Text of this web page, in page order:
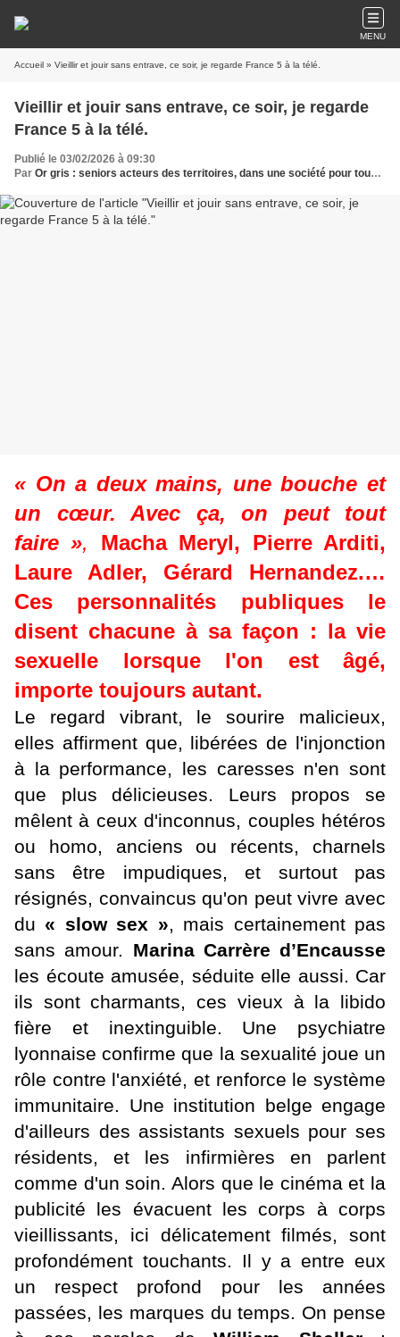
MENU
Accueil » Vieillir et jouir sans entrave, ce soir, je regarde France 5 à la télé.
Vieillir et jouir sans entrave, ce soir, je regarde
France 5 à la télé.
Publié le 03/02/2026 à 09:30
Par Or gris : seniors acteurs des territoires, dans une société pour tous les âges
« On a deux mains, une bouche et
un cœur. Avec ça, on peut tout
faire »,
Macha Meryl, Pierre Arditi,
Laure Adler, Gérard Hernandez.…
Ces personnalités publiques le
disent chacune à sa façon : la vie
sexuelle lorsque l'on est âgé,
importe toujours autant.
Le regard vibrant, le sourire malicieux,
elles affirment que, libérées de l'injonction
à la performance, les caresses n'en sont
que plus délicieuses. Leurs propos se
mêlent à ceux d'inconnus, couples hétéros
ou homo, anciens ou récents, charnels
sans être impudiques, et surtout pas
résignés, convaincus qu'on peut vivre avec
du « slow sex », mais certainement pas
sans amour. Marina Carrère d’Encausse
les écoute amusée, séduite elle aussi. Car
ils sont charmants, ces vieux à la libido
fière et inextinguible. Une psychiatre
lyonnaise confirme que la sexualité joue un
rôle contre l'anxiété, et renforce le système
immunitaire. Une institution belge engage
d'ailleurs des assistants sexuels pour ses
résidents, et les infirmières en parlent
comme d'un soin. Alors que le cinéma et la
publicité les évacuent les corps à corps
vieillissants, ici délicatement filmés, sont
profondément touchants. Il y a entre eux
un respect profond pour les années
passées, les marques du temps. On pense